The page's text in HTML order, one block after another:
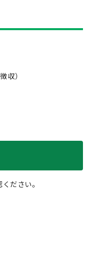
収）
ださい。